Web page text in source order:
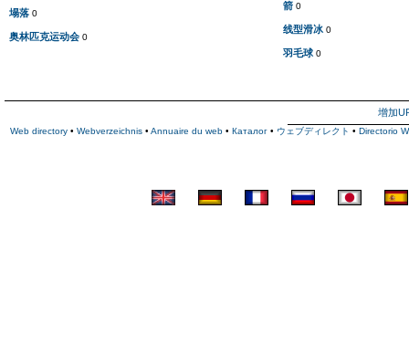
塌落 0
奥林匹克运动会 0
箭 0
线型滑冰 0
羽毛球 0
增加
Web directory • Webverzeichnis • Annuaire du web • Каталог • ウェブディレクト • Directorio